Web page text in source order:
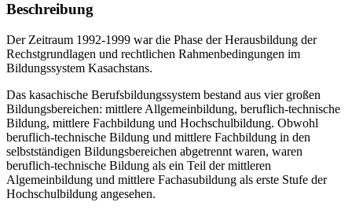
Beschreibung
Der Zeitraum 1992-1999 war die Phase der Herausbildung der
Rechstgrundlagen und rechtlichen Rahmenbedingungen im
Bildungssystem Kasachstans.
Das kasachische Berufsbildungssystem bestand aus vier großen
Bildungsbereichen: mittlere Allgemeinbildung, beruflich-technische
Bildung, mittlere Fachbildung und Hochschulbildung. Obwohl
beruflich-technische Bildung und mittlere Fachbildung in den
selbstständigen Bildungsbereichen abgetrennt waren, waren
beruflich-technische Bildung als ein Teil der mittleren
Algemeinbildung und mittlere Fachasubildung als erste Stufe der
Hochschulbildung angesehen.